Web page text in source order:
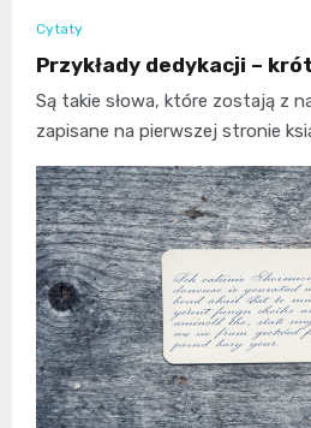
Cytaty
Przykłady dedykacji –
Są takie słowa, które zostają z
zapisane na pierwszej stronie